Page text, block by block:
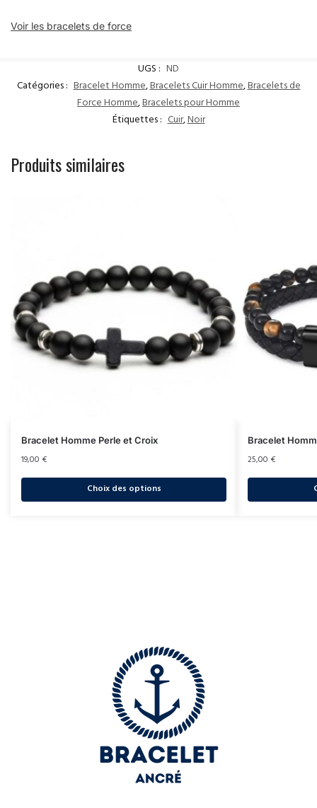
Voir les bracelets de force
UGS : ND
Catégories : Bracelet Homme,Bracelets Cuir Homme,Bracelets de
Force Homme,Bracelets pour Homme
Étiquettes : Cuir,Noir
Produits similaires
Bracelet Homme Perle et Croix
19,00 €
Choix des options
Bracelet
25,00 €